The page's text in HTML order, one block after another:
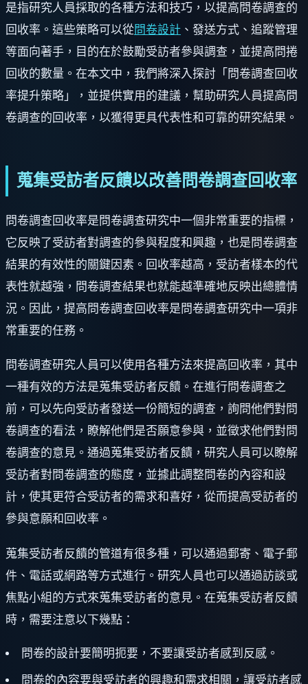
是指研究人員採取的各種方法和技巧，以提高問卷調查的
回收率。這些策略可以從問卷設計 、發送方式、追蹤管理
等面向著手，目的在於鼓勵受訪者參與調查，並提高問捲
回收的數量。在本文中，我們將深入探討「問卷調查回收
率提升策略」，並提供實用的建議，幫助研究人員提高問
卷調查的回收率，以獲得更具代表性和可靠的研究結果。
蒐集受訪者反饋以改善問卷調查回收率
問卷調查回收率是問卷調查研究中一個非常重要的指標，
它反映了受訪者對調查的參與程度和興趣，也是問卷調查
結果的有效性的關鍵因素。回收率越高，受訪者樣本的代
表性就越強，問卷調查結果也就能越準確地反映出總體情
況。因此，提高問卷調查回收率是問卷調查研究中一項非
常重要的任務。
問卷調查研究人員可以使用各種方法來提高回收率，其中
一種有效的方法是蒐集受訪者反饋。在進行問卷調查之
前，可以先向受訪者發送一份簡短的調查，詢問他們對問
卷調查的看法，瞭解他們是否願意參與，並徵求他們對問
卷調查的意見。通過蒐集受訪者反饋，研究人員可以瞭解
受訪者對問卷調查的態度，並據此調整問卷的內容和設
計，使其更符合受訪者的需求和喜好，從而提高受訪者的
參與意願和回收率。
蒐集受訪者反饋的管道有很多種，可以通過郵寄、電子郵
件、電話或網路等方式進行。研究人員也可以通過訪談或
焦點小組的方式來蒐集受訪者的意見。在蒐集受訪者反饋
時，需要注意以下幾點：
問卷的設計要簡明扼要，不要讓受訪者感到反感。
問卷的內容要與受訪者的興趣和需求相關，讓受訪者感